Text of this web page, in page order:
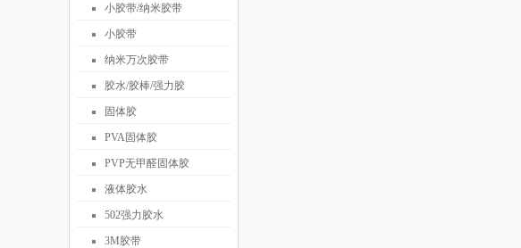
小胶带/纳米胶带
小胶带
纳米万次胶带
胶水/胶棒/强力胶
固体胶
PVA固体胶
PVP无甲醛固体胶
液体胶水
502强力胶水
3M胶带